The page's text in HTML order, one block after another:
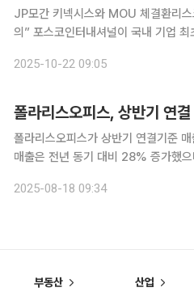
JP모간 키넥시스와 MOU 체결환리
의” 포스코인터내셔널이 국내 기업 최초로 블록체인 기반의 글로벌 결제 시스템을 도입한다. 이를
2025-10-22 09:05
폴라리스오피스, 상반기
폴라리스오피스가 상반기 연결기준
매출은 전년 동기 대비 28% 증가했으며, 영업
풀이된다. 특히 본업인 소프트웨어
2025-08-18 09:34
부동산 산업